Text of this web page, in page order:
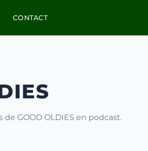
CONTACT
GOOD OLDIES en podcast.